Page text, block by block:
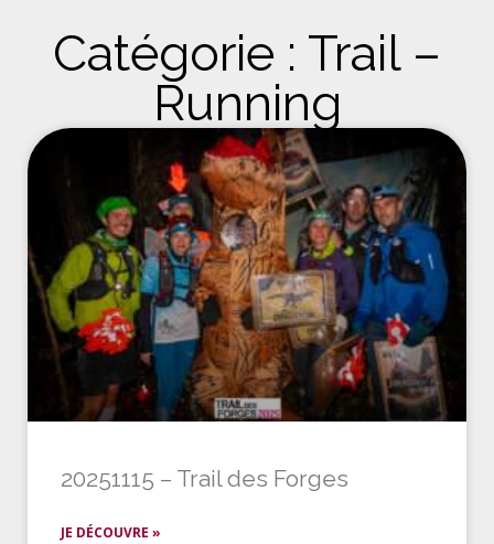
Catégorie : Trail –
Running
20251115 – Trail des Forges
JE DÉCOUVRE »